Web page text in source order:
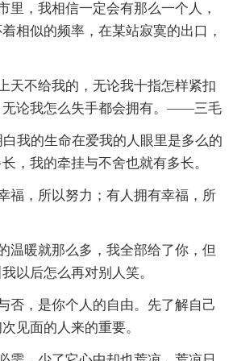
里，我相信一定会有那么一个人，
相似的频率，在某站寂寞的出口，
天不给我的，无论我十指怎样紧扣
无论我怎么失手都会拥有。——三毛
白我的生命在爱我的人眼里是多么的
，我的牵挂与不舍也就有多长。
福，所以努力；有人拥有幸福，所
温暖就那么多，我全部给了你，但
以后怎么再对别人笑。
否，是你个人的自由。先了解自己
见面的人来的重要。